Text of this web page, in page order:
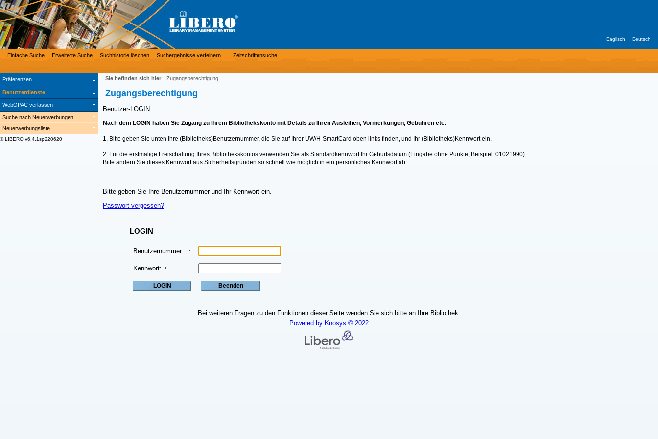
Präferenzen
Benutzerdienste
WebOPAC verlassen
Einfache Suche Erweiterte Suche Suchhistorie löschen Suchergebnisse verfeinern Zeitschriftensuche
Englisch Deutsch
Suche nach Neuerwerbungen
Neuerwerbungsliste
© LIBERO v6.4.1sp220620
Sie befinden sich hier: Zugangsberechtigung
Zugangsberechtigung
Benutzer-LOGIN
Nach dem LOGIN haben Sie Zugang zu Ihrem Bibliothekskonto mit Details zu Ihren Ausleihen, Vormerkungen, Gebühren etc.
1. Bitte geben Sie unten Ihre (Bibliotheks)Benutzernummer, die Sie auf Ihrer UW/H-SmartCard oben links finden, und Ihr (Bibliotheks)Kennwort ein.
2. Für die erstmalige Freischaltung Ihres Bibliothekskontos verwenden Sie als Standardkennwort Ihr Geburtsdatum (Eingabe ohne Punkte, Beispiel: 01021990).
Bitte ändern Sie dieses Kennwort aus Sicherheitsgründen so schnell wie möglich in ein persönliches Kennwort ab.
Bitte geben Sie Ihre Benutzernummer und Ihr Kennwort ein.
Passwort vergessen?
LOGIN
Benutzernummer:
Kennwort:
Bei weiteren Fragen zu den Funktionen dieser Seite wenden Sie sich bitte an Ihre Bibliothek.
Powered by Knosys © 2022